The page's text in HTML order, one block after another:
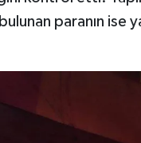
paranın ise